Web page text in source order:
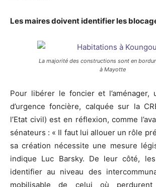
Les maires doivent identifier les
La majorité des constructions sont en
à Mayotte
Pour libérer le foncier et l’aménager,
d’urgence foncière, calquée sur la
l’Etat civil) est en réflexion, comme
sénateurs : « Il faut lui allouer un rôle
sa création nécessite une mesure
indique Luc Barsky. De leur côté,
identifier au niveau des
mobilisable de celui où perdurent